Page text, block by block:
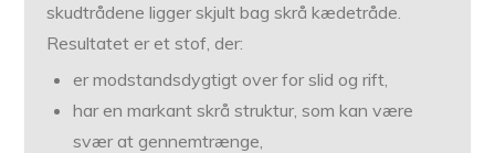
skudtrådene ligger skjult bag skrå kædetråde.
Resultatet er et stof, der:
er modstandsdygtigt over for slid og rift,
har en markant skrå struktur, som kan være
svær at gennemtrænge,